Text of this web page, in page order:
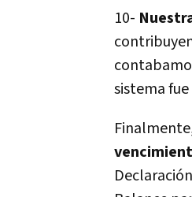
10-
sistema